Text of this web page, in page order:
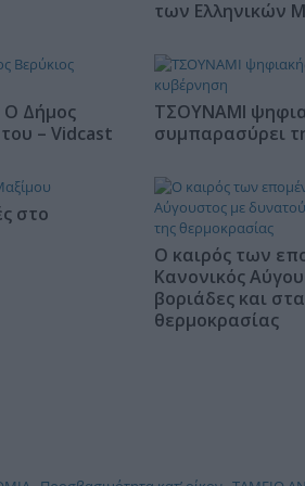
των Ελληνικών
Ο Δήμος
– Vidcast
ΤΣΟΥΝΑΜΙ
συμπαρασύρει
στο
Ο καιρός των
Κανονικός
βοριάδες και
θερμοκρασίας